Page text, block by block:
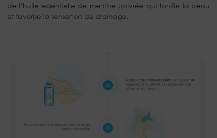
de l’huile essentielle de menthe poivrée qui tonifie la peau
et favorise la sensation de drainage.